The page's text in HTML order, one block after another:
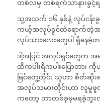
တစ်လမှ တစ်ရက်သာနားခွင့်ရ
သူ့အသက် ၁၆ နှစ်နဲ့ လုပ်ငန်
ကယ့်အလုပ်ခွင်ထဲရောက်တဲ့အ
လုပ်သားလေးတွေပါ ရှိနေ
ဒါ့အပြင် အလုပ်ရှင်တွေက အ
ထိကပါးရိကပါးပြောတ
မြင်တွေ့တိုင်း သူဟာ စိတ်ဆိုး
အလုပ်သမားတိုင်းဟာ လူမူဖူလုံ
ကတော့ ဘာတစ်ခုမှမရခဲ့ဘူ